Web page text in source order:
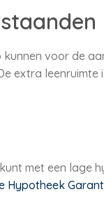
voor de
extra
met een lage
Hypotheek